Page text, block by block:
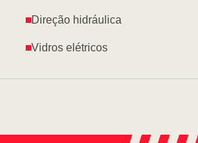
Direção hidráulica
Vidros elétricos